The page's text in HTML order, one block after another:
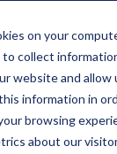
on your
to collect
website and allow
information in
browsing
about our